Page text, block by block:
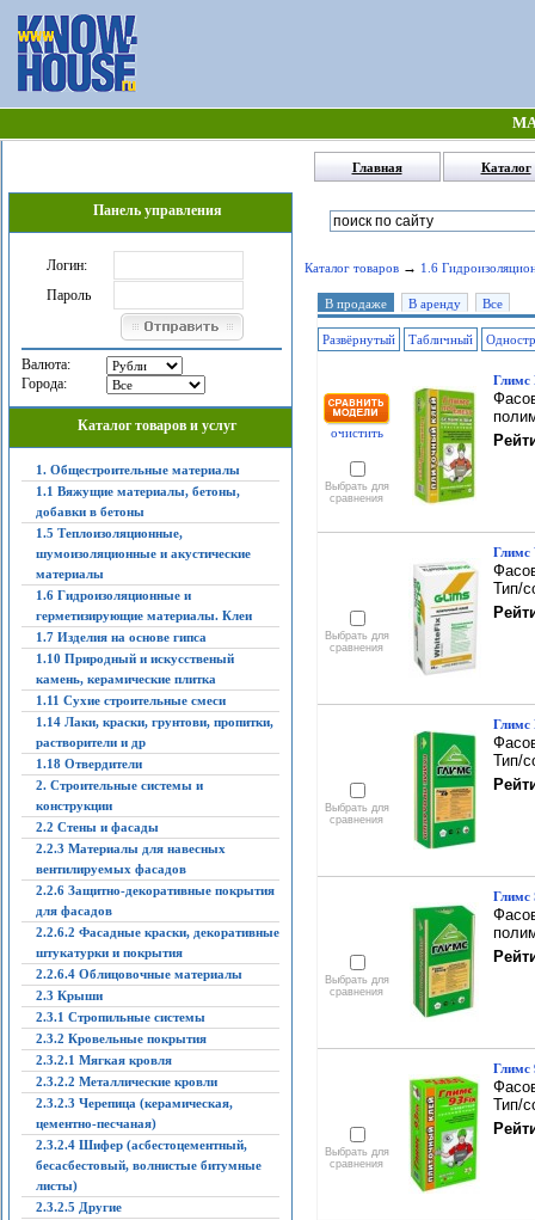
Главная Каталог
Панель управления
Логин:
Пароль
Валюта:
Города:
Каталог товаров и услуг
1. Общестроительные материалы
1.1 Вяжущие материалы, бетоны,
добавки в бетоны
1.5 Теплоизоляционные,
шумоизоляционные и акустические
материалы
1.6 Гидроизоляционные и
герметизирующие материалы. Клеи
1.7 Изделия на основе гипса
1.10 Природный и искусственый
камень, керамические плитка
1.11 Сухие строительные смеси
1.14 Лаки, краски, грунтови, пропитки,
растворители и др
1.18 Отвердители
2. Строительные системы и
конструкции
2.2 Стены и фасады
2.2.3 Материалы для навесных
вентилируемых фасадов
2.2.6 Защитно-декоративные покрытия
для фасадов
2.2.6.2 Фасадные краски, декоративные
штукатурки и покрытия
2.2.6.4 Облицовочные материалы
2.3 Крыши
2.3.1 Стропильные системы
2.3.2 Кровельные покрытия
2.3.2.1 Мягкая кровля
2.3.2.2 Металлические кровли
2.3.2.3 Черепица (керамическая,
цементно-песчаная)
2.3.2.4 Шифер (асбестоцементный,
бесасбестовый, волнистые битумные
листы)
2.3.2.5 Другие
Каталог товаров→ 1.6
В продаже В аренду Все
Развёрнутый Табличный
очистить
Выбрать для
сравнения
Глимс
Выбрать для
сравнения
Глимс
Тип/
Выбрать для
сравнения
Глимс
Тип/
Выбрать для
сравнения
Глимс
Выбрать для
сравнения
Глимс
Тип/